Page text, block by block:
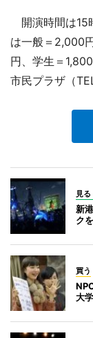
開演時間は15
は一般＝2,000
円、学生＝
市民プラザ（
見
新
ク
買う
大